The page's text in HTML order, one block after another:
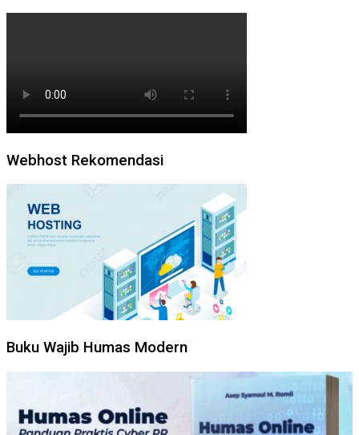
Webhost Rekomendasi
Buku Wajib Humas Modern